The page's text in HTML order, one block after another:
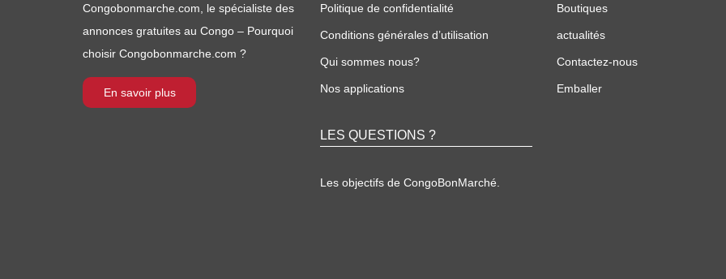
Congobonmarche.com, le spécialiste des
annonces gratuites au Congo – Pourquoi
choisir Congobonmarche.com ?
En savoir plus
Politique de confidentialité
Conditions générales d’utilisation
Qui sommes nous?
Nos applications
LES QUESTIONS ?
Les objectifs de CongoBonMarché.
Boutiques
actualités
Contactez-nous
Emballer